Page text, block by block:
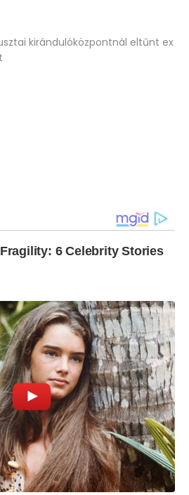
kirándulóközpontnál eltűnt ex